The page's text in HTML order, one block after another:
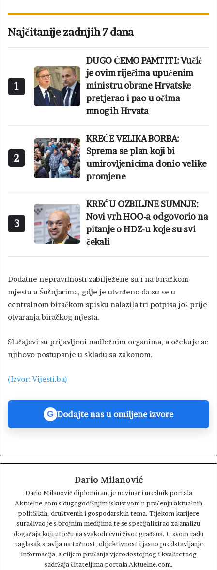
Najčitanije zadnjih 7 dana
1
DUGO ĆEMO PAMTITI: Vučić
je ovim riječima upućenim
ministru obrane Hrvatske
pretjerao i pao u očima
mnogih Hrvata
2
KREĆE VELIKA BORBA:
Sprema se plan koji bi
umirovljenicima donio velike
promjene
3
KREĆU OZBILJNE SUMNJE:
Novi vrh HOO-a odgovorio na
pitanje o HDZ-u koje su svi
čekali
Dodatne nepravilnosti zabilježene su i na biračkom
mjestu u Šušnjarima, gdje je utvrđeno da su se u
centralnom biračkom spisku nalazila tri potpisa još prije
otvaranja biračkog mjesta.
Slučajevi su prijavljeni nadležnim organima, a očekuje se
njihovo postupanje u skladu sa zakonom.
(Izvor: Vijesti.ba)
G Dodajte nas u omiljene izvore
Dario Milanović
Dario Milanović diplomirani je novinar i urednik portala
Aktuelne.com s dugogodišnjim iskustvom u praćenju aktualnih
političkih, društvenih i gospodarskih tema. Tijekom karijere
surađivao je s brojnim medijima te se specijalizirao za analizu
događaja koji utječu na svakodnevni život građana. U svom radu
naglasak stavlja na točnost, objektivnost i jasno predstavljanje
informacija, s ciljem pružanja vjerodostojnog i kvalitetnog
sadržaja čitateljima portala Aktuelne.com.